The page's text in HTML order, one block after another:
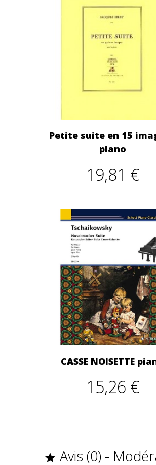
Petite suite en 15
piano
19,81 €
CASSE NOISETTE
15,26 €
 Avis (0) -